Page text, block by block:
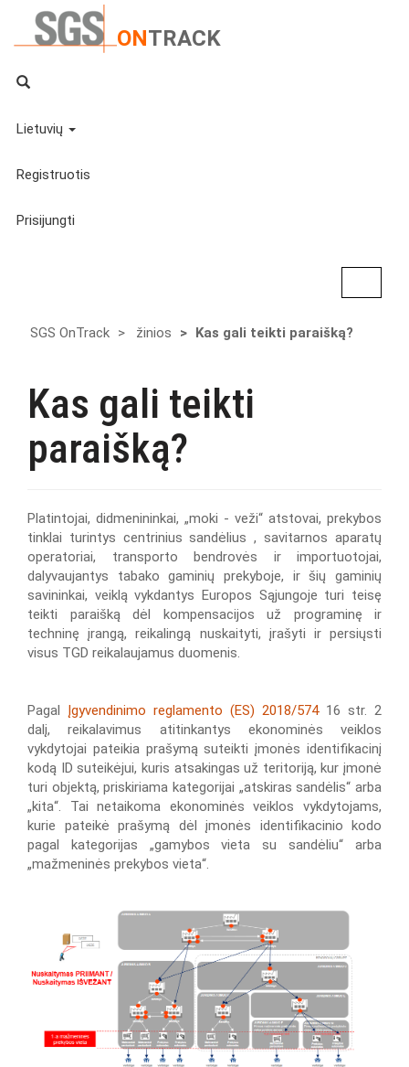
ONTRACK
Lietuvių
Registruotis
Prisijungti
SGS OnTrack
žinios Kas gali teikti paraišką?
Kas gali teikti
paraišką?
Platintojai, didmenininkai, „moki - veži“ atstovai, prekybos
tinklai turintys centrinius sandėlius , savitarnos aparatų
operatoriai, transporto bendrovės ir importuotojai,
dalyvaujantys tabako gaminių prekyboje, ir šių gaminių
savininkai, veiklą vykdantys Europos Sąjungoje turi teisę
teikti paraišką dėl kompensacijos už programinę ir
techninę įrangą, reikalingą nuskaityti, įrašyti ir persiųsti
visus TGD reikalaujamus duomenis.
Pagal Įgyvendinimo reglamento (ES) 2018/574 16 str. 2
dalį, reikalavimus atitinkantys ekonominės veiklos
vykdytojai pateikia prašymą suteikti įmonės identifikacinį
kodą ID suteikėjui, kuris atsakingas už teritoriją, kur įmonė
turi objektą, priskiriama kategorijai „atskiras sandėlis“ arba
„kita“. Tai netaikoma ekonominės veiklos vykdytojams,
kurie pateikė prašymą dėl įmonės identifikacinio kodo
pagal kategorijas „gamybos vieta su sandėliu“ arba
„mažmeninės prekybos vieta“.